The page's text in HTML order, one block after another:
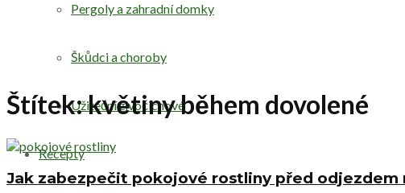
Pergoly a zahradní domky
Škůdci a choroby
Užiteční živočichové
Recepty
Štítek:květiny během dovolené
Jak zabezpečit pokojové rostliny před odjezdem